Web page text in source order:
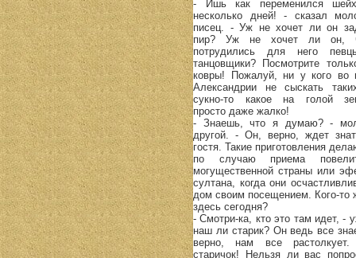
- Ишь как переменился
несколько дней! - сказал
писец. - Уж не хочет ли он
пир? Уж не хочет ли он,
потрудились для него
танцовщики? Посмотрите
ковры! Пожалуй, ни у кого во
Александрии не сыскать
сукно-то какое на голой
просто даже жалко!
- Знаешь, что я думаю? -
другой. - Он, верно, ждет
гостя. Такие приготовления
по случаю приема
могущественной страны или
султана, когда они
дом своим посещением. Кого-то
здесь сегодня?
- Смотри-ка, кто это там идет, -
наш ли старик? Он ведь все
верно, нам все
старичок! Нельзя ли вас